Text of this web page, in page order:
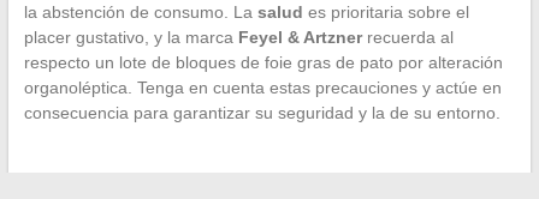
la abstención de consumo. La salud es prioritaria sobre el
placer gustativo, y la marca Feyel & Artznerrecuerda al
respecto un lote de bloques de foie gras de pato por alteración
organoléptica. Tenga en cuenta estas precauciones y actúe en
consecuencia para garantizar su seguridad y la de su entorno.